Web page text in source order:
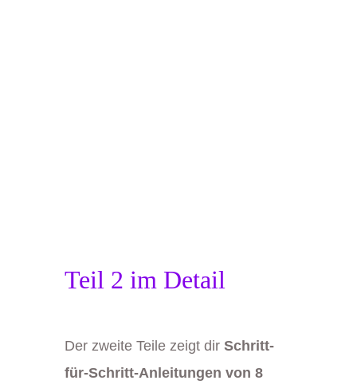
Teil 2 im Detail
Der zweite Teile zeigt dir Schritt-
für-Schritt-Anleitungen von 8